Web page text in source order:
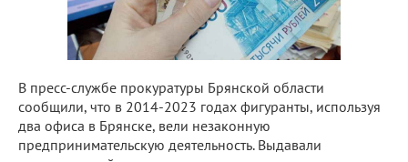
В пресс-службе прокуратуры Брянской области
сообщили, что в 2014-2023 годах фигуранты, используя
два офиса в Брянске, вели незаконную
предпринимательскую деятельность. Выдавали